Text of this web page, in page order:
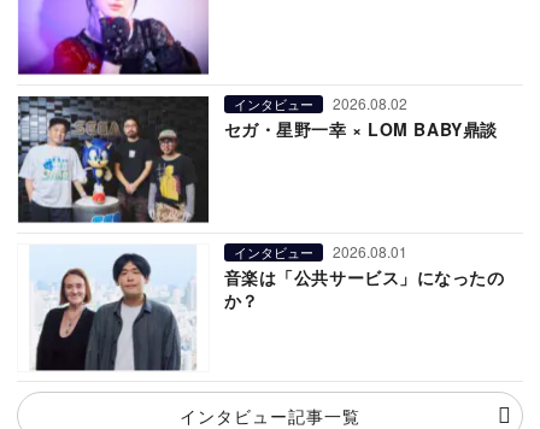
インタビュー 2026.08.02
セガ・星野一幸 × LOM BABY鼎談
インタビュー 2026.08.01
音楽は「公共サービス」になったの
か？
インタビュー記事一覧